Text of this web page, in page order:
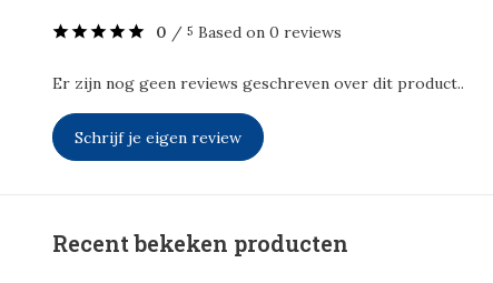
0 / 5 Based on 0 reviews
Er zijn nog geen reviews geschreven over dit product..
Schrijf je eigen review
Recent bekeken producten